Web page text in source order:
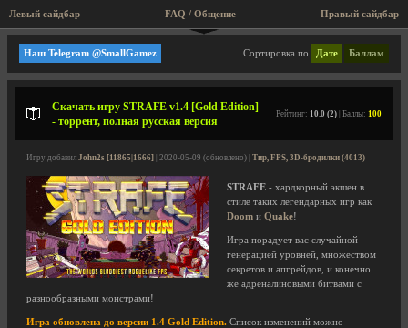
Левый сайдбар Правый сайдбар
FAQ / Общение
Мини игры, аркады, старые игры!
Сортировка по Дате Баллам
Наш Telegram @SmallGamez
Скачать игру STRAFE v1.4 [Gold Edition]
- торрент, полная русская версия
Рейтинг: 10.0 (2) | Баллы: 100
Игру добавил John2s [11865|1666] | 2020-05-09 (обновлено) | Тир, FPS, 3D-бродилки (4013)
STRAFE - хардкорный экшен в
стиле таких легендарных игр как
Doom и Quake!
Игра порадует вас случайной
генерацией уровней, множеством
секретов и апгрейдов, и конечно
же адреналиновыми битвами с
разнообразными монстрами!
Игра обновлена до версии 1.4 Gold Edition. Список изменений можно